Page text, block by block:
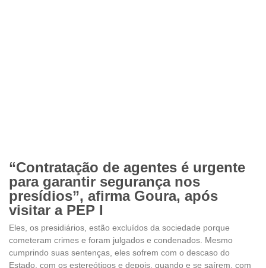
“Contratação de agentes é urgente
para garantir segurança nos
presídios”, afirma Goura, após
visitar a PEP I
Eles, os presidiários, estão excluídos da sociedade porque
cometeram crimes e foram julgados e condenados. Mesmo
cumprindo suas sentenças, eles sofrem com o descaso do
Estado, com os estereótipos e depois, quando e se saírem, com